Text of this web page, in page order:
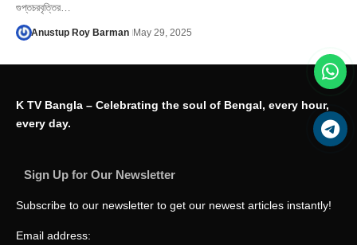
গুপ্তচরবৃত্তির…
Anustup Roy Barman May 29, 2025
K TV Bangla – Celebrating the soul of Bengal, every hour,
every day.
Sign Up for Our Newsletter
Subscribe to our newsletter to get our newest articles instantly!
Email address: